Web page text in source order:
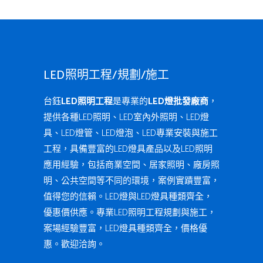
LED照明工程/規劃/施工
台鈺LED照明工程是專業的LED燈批發廠商 ，
提供各種LED照明、LED室內外照明、LED燈
具、LED燈管、LED燈泡、LED專業安裝與施工
工程，具備豐富的LED燈具產品以及LED照明
應用經驗，包括商業空間、居家照明、廠房照
明、公共空間等不同的環境，案例實蹟豐富，
值得您的信賴。LED燈與LED燈具種類齊全，
優惠價供應。專業LED照明工程規劃與施工，
案場經驗豐富，LED燈具種類齊全，價格優
惠。歡迎洽詢。